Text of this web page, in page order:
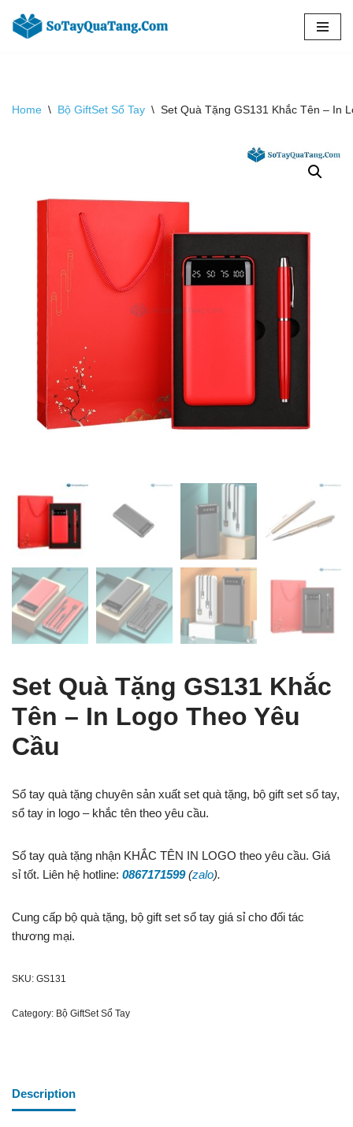
Chuyển
Home \ Bộ GiftSet Sổ Tay \ Set Quà Tặng GS131 Khắc Tên – In
Set Quà Tặng GS131 Khắc
Tên – In Logo Theo Yêu
Cầu
Sổ tay quà tặng chuyên sản xuất set quà tặng, bộ gift set sổ tay,
sổ tay in logo – khắc tên theo yêu cầu.
Sổ tay quà tặng nhận KHẮC TÊN IN LOGO theo yêu cầu. Giá
sỉ tốt. Liên hệ hotline: 0867171599(zalo).
Cung cấp bộ quà tặng, bộ gift set sổ tay giá sỉ cho đối tác
thương mại.
SKU: GS131
Category: Bộ GiftSet Sổ Tay
Description
of Content